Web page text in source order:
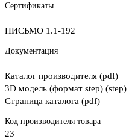
Сертификаты
ПИСЬМО 1.1-192
Документация
Каталог производителя (pdf)
3D модель (формат step) (step)
Страница каталога (pdf)
Код производителя товара
23